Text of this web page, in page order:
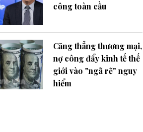
công toàn cầu
Căng thẳng thương mại,
nợ công đẩy kinh tế thế
giới vào "ngã rẽ" nguy
hiểm